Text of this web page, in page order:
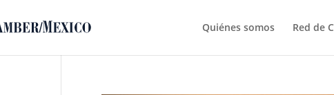
Quiénes somos Red de